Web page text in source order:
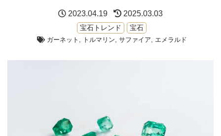
2023.04.19 2025.03.03
宝石トレンド 宝石
ガーネット , トルマリン,サファイア, エメラルド